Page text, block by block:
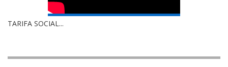
TARIFA SOCIAL...